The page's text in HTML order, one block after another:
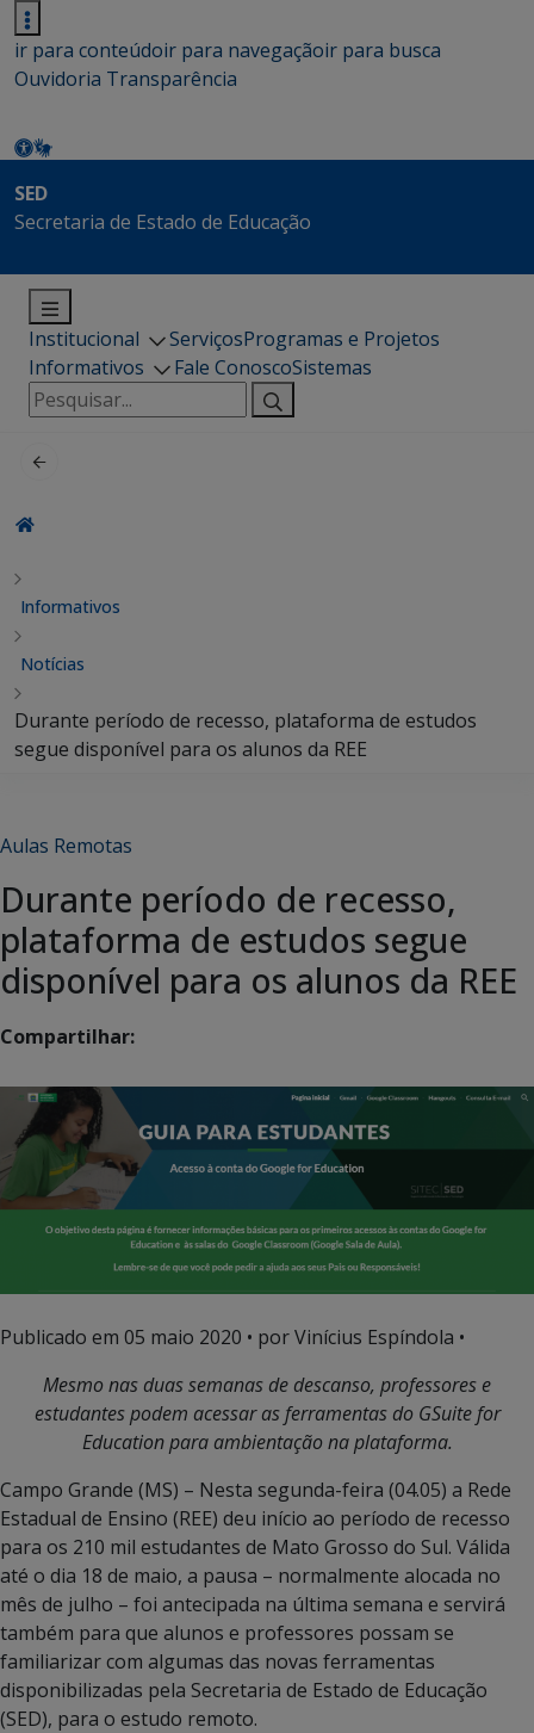
ir para conteúdoir para navegaçãoir para busca
Ouvidoria Transparência
SED
Secretaria de Estado de Educação
Institucional ServiçosProgramas e Projetos
Informativos
Fale ConoscoSistemas
Pesquisar
por:
Informativos
Notícias
Durante período de recesso, plataforma de estudos
segue disponível para os alunos da REE
Aulas Remotas
Durante período de recesso,
plataforma de estudos segue
disponível para os alunos da REE
Compartilhar:
Publicado em 05 maio 2020 • por Vinícius Espíndola •
Mesmo nas duas semanas de descanso, professores e
estudantes podem acessar as ferramentas do GSuite for
Education para ambientação na plataforma.
Campo Grande (MS) – Nesta segunda-feira (04.05) a Rede
Estadual de Ensino (REE) deu início ao período de recesso
para os 210 mil estudantes de Mato Grosso do Sul. Válida
até o dia 18 de maio, a pausa – normalmente alocada no
mês de julho – foi antecipada na última semana e servirá
também para que alunos e professores possam se
familiarizar com algumas das novas ferramentas
disponibilizadas pela Secretaria de Estado de Educação
(SED), para o estudo remoto.